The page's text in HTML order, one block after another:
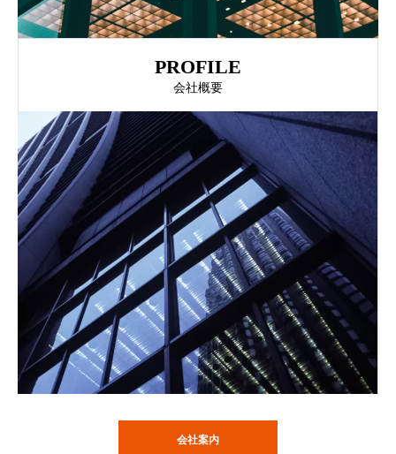
PROFILE
会社概要
会社案内